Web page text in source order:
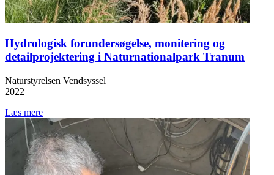
Hydrologisk forundersøgelse, monitering og
detailprojektering i Naturnationalpark Tranum
Naturstyrelsen Vendsyssel
2022
Læs mere